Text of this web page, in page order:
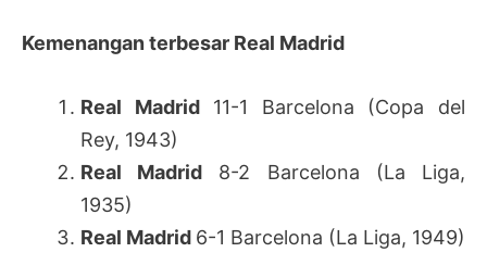
Kemenangan terbesar Real Madrid
Real Madrid11-1 Barcelona (Copa del
Rey, 1943)
Real Madrid 8-2 Barcelona (La Liga,
1935)
Real Madrid 6-1 Barcelona (La Liga, 1949)